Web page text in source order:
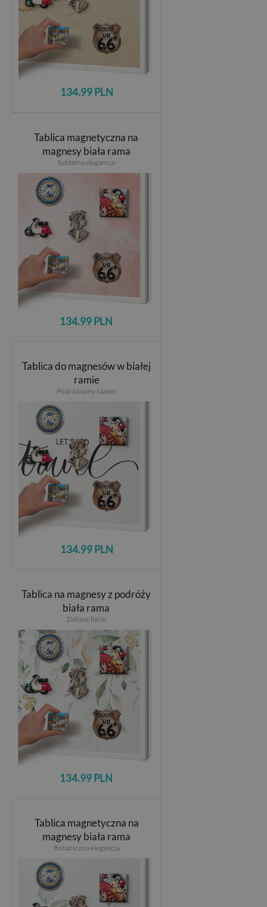
134.99 PLN
Tablica magnetyczna na
magnesy biała rama
Subtelna elegancja
134.99 PLN
Tablica do magnesów w białej
ramie
Podróżujmy razem
134.99 PLN
Tablica na magnesy z podróży
biała rama
Zielone liście
134.99 PLN
Tablica magnetyczna na
magnesy biała rama
Botaniczna elegancja